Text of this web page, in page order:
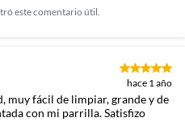
este comentario útil.
hace 1 año
muy fácil de limpiar, grande y de
con mi parrilla. Satisfizo